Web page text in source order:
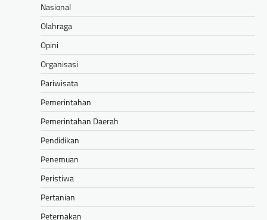
Nasional
Olahraga
Opini
Organisasi
Pariwisata
Pemerintahan
Pemerintahan Daerah
Pendidikan
Penemuan
Peristiwa
Pertanian
Peternakan